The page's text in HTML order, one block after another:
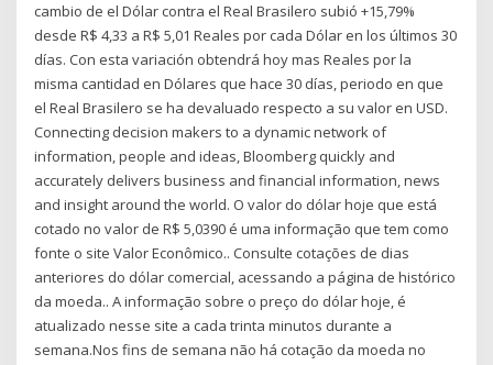
cambio de el Dólar contra el Real Brasilero subió +15,79%
desde R$ 4,33 a R$ 5,01 Reales por cada Dólar en los últimos 30
días. Con esta variación obtendrá hoy mas Reales por la
misma cantidad en Dólares que hace 30 días, periodo en que
el Real Brasilero se ha devaluado respecto a su valor en USD.
Connecting decision makers to a dynamic network of
information, people and ideas, Bloomberg quickly and
accurately delivers business and financial information, news
and insight around the world. O valor do dólar hoje que está
cotado no valor de R$ 5,0390 é uma informação que tem como
fonte o site Valor Econômico.. Consulte cotações de dias
anteriores do dólar comercial, acessando a página de histórico
da moeda.. A informação sobre o preço do dólar hoje, é
atualizado nesse site a cada trinta minutos durante a
semana.Nos fins de semana não há cotação da moeda no